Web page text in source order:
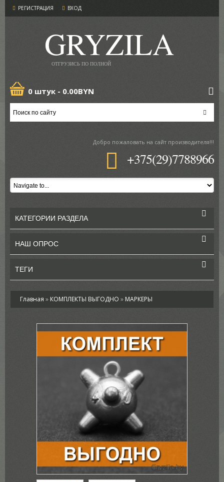
РЕГИСТРАЦИЯ ВХОД
GRYZILA
ОТГРУЗИСЬ ПО ПОЛНОЙ
0 штук - 0.00BYN
Добро пожаловать на сайт производителя!!!
+375(29)7788966
КАТЕГОРИИ РАЗДЕЛА
НАШ ОПРОС
ТЕГИ
Главная » КОМПЛЕКТЫ ВЫГОДНО » МАРКЕРЫ